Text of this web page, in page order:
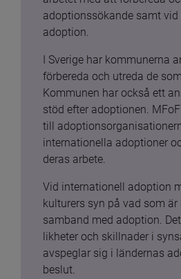
adoptionssökande samt vid
adoption.
I Sverige har kommunerna
förbereda och utreda de
Kommunen har också ett
stöd efter adoptionen.
till
internationella adoptioner
deras arbete.
Vid internationell adoption
kulturers syn på vad som
samband med adoption.
likheter och skillnader i
avspeglar sig i ländernas
beslut.